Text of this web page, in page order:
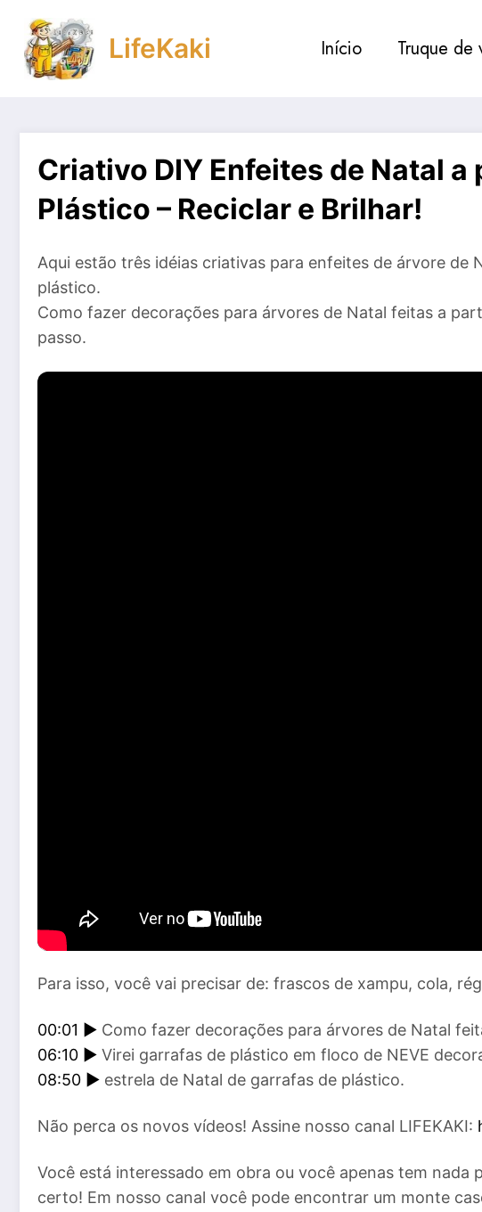
para
conteúdo
LifeKaki Início Truque de
Criativo DIY Enfeites de Natal
Plástico – Reciclar e Brilhar!
Aqui estão três idéias criativas para enfeites de árvore de
plástico.
Como fazer decorações para árvores de Natal feitas a
passo.
Para isso, você vai precisar de: frascos de xampu, cola,
00:01 ► Como fazer decorações para árvores de Natal
06:10 ► Virei garrafas de plástico em floco de NEVE
08:50 ► estrela de Natal de garrafas de plástico.
Não perca os novos vídeos! Assine nosso canal LIFEKAKI:
Você está interessado em obra ou você apenas tem nada
certo! Em nosso canal você pode encontrar um monte